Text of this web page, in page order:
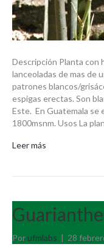
Descripción Planta con
lanceoladas de mas de
patrones blancos/
espigas erectas. Son
Este. En Guatemala se
1800msnm. Usos La
Leer más
Por ufmlabs | 28